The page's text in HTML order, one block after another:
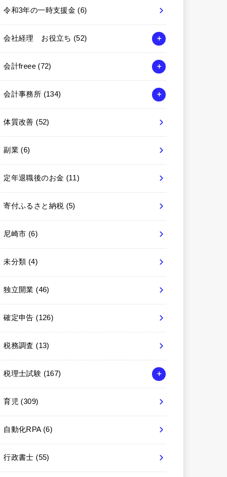
令和3年の一時支援金 (6)
会社経理 お役立ち (52)
会計freee (72)
会計事務所 (134)
体質改善 (52)
副業 (6)
定年退職後のお金 (11)
寄付ふるさと納税 (5)
尼崎市 (6)
未分類 (4)
独立開業 (46)
確定申告 (126)
税務調査 (13)
税理士試験 (167)
育児 (309)
自動化RPA (6)
行政書士 (55)